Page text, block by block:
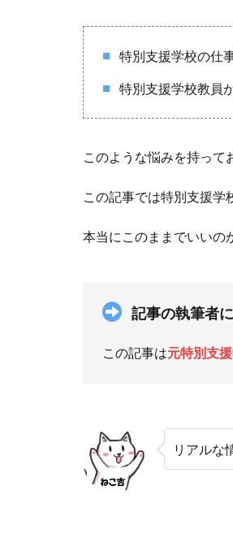
特別支援学校の仕
特別支援学校教員
このような悩みを持って
この記事では特別支援学
本当にこのままでいいの
記事の執筆者
この記事は元特別支
リアルな